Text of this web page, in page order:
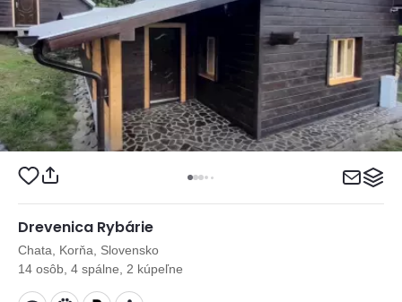
Drevenica Rybárie
Chata, Korňa, Slovensko
14 osôb, 4 spálne, 2 kúpeľne